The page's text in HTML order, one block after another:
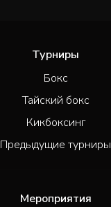
Турниры
Бокс
Тайский бокс
Кикбоксинг
Предыдущие турниры
Мероприятия